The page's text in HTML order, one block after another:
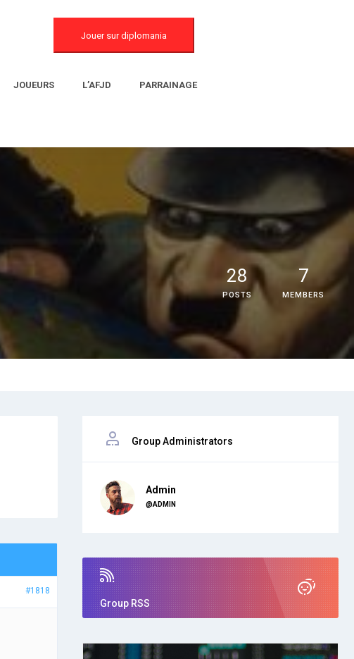
Jouer sur diplomania
JOUEURS L’AFJD PARRAINAGE
28
POSTS
7
MEMBERS
#1818
Group Administrators
Admin
@ADMIN
Group RSS